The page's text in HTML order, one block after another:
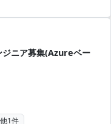
ジニア募集(Azureベー
他1件